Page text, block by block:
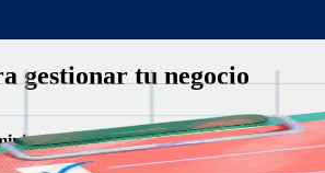
gestionar tu negocio